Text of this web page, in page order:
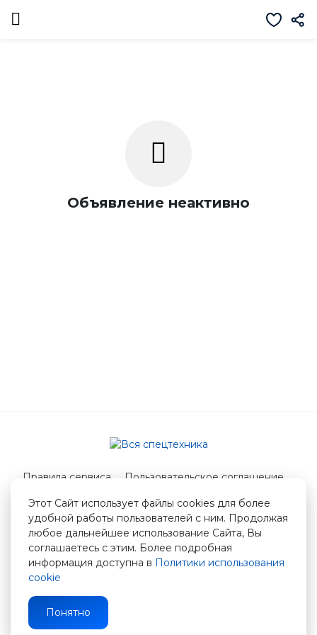
Объявление неактивно
Этот Сайт использует файлы cookies для более
удобной работы пользователей с ним. Продолжая
любое дальнейшее использование Сайта, Вы
соглашаетесь с этим. Более подробная
информация доступна в Политики использования
cookie
Понятно
Правила сервиса
Пользовательское соглашение
© 2026 Вся спецтехника
info@vstshop.ru